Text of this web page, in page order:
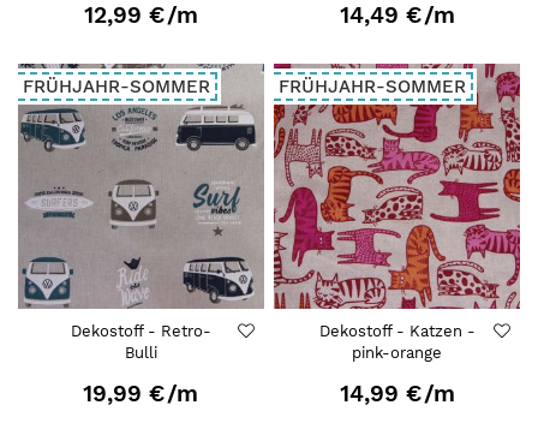
12,99 €/m 14,49 €/m
FRÜHJAHR-SOMMER
Dekostoff - Retro-
Bulli
19,99 €/m
FRÜHJAHR-SOMMER
Dekostoff - Katzen -
pink-orange
14,99 €/m